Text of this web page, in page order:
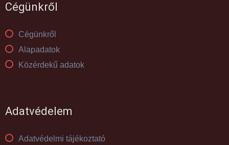
Cégünkről
Cégünkről
Alapadatok
Közérdekű adatok
Adatvédelem
Adatvédelmi tájékoztató